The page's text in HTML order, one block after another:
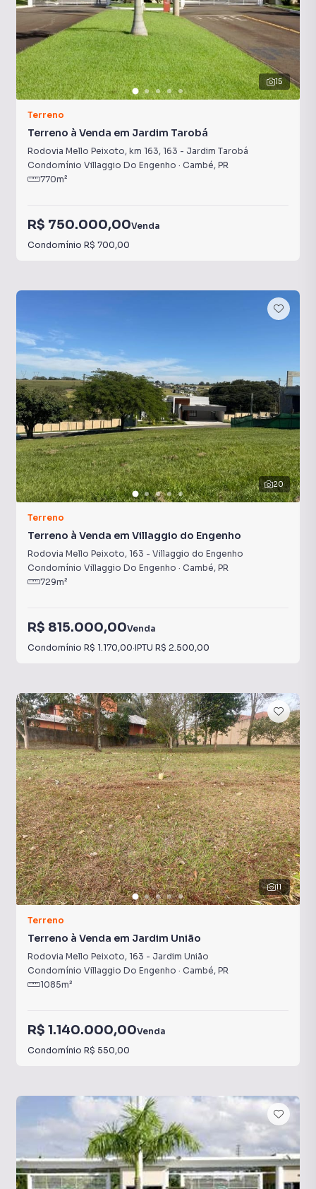
15
Terreno
Terreno à Venda em Jardim Tarobá
Rodovia Mello Peixoto, km 163, 163 - Jardim Tarobá
Condomínio Villaggio Do Engenho · Cambé, PR
770m²
R$ 750.000,00Venda
Condomínio R$ 700,00
20
Terreno
Terreno à Venda em Villaggio do Engenho
Rodovia Mello Peixoto, 163 - Villaggio do Engenho
Condomínio Villaggio Do Engenho · Cambé, PR
729m²
R$ 815.000,00Venda
Condomínio R$ 1.170,00·IPTU R$ 2.500,00
11
Terreno
Terreno à Venda em Jardim União
Rodovia Mello Peixoto, 163 - Jardim União
Condomínio Villaggio Do Engenho · Cambé, PR
1085m²
R$ 1.140.000,00Venda
Condomínio R$ 550,00